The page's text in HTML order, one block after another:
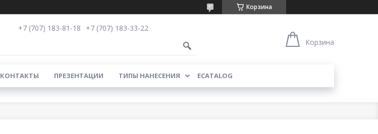
Корзина
+7 (707) 183-81-18
+7 (707) 183-33-22
Корзина
КОНТАКТЫ ПРЕЗЕНТАЦИИ ТИПЫ НАНЕСЕНИЯ ECATALOG